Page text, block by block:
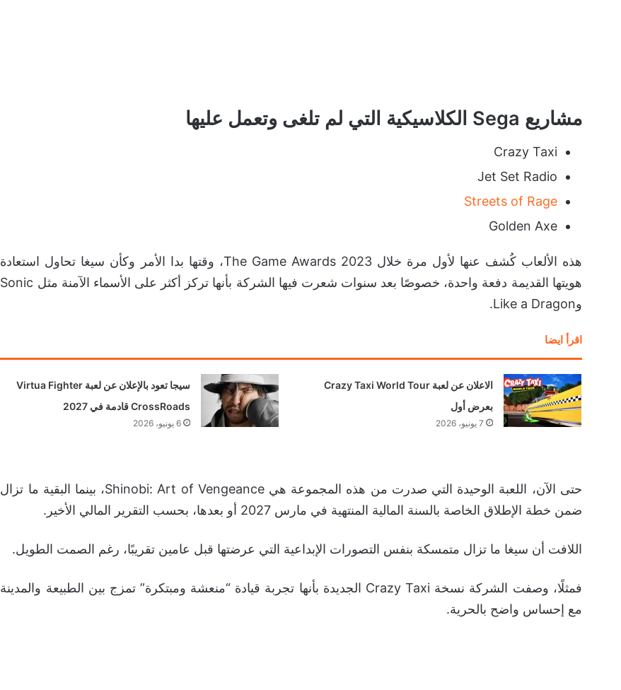
مشاريع Sega الكلاسيكية التي لم تلغى وتعمل عليها
Crazy Taxi
Jet Set Radio
Streets of Rage
Golden Axe
هذه الألعاب كُشف عنها لأول مرة خلال The Game Awards 2023، وقتها بدا الأمر وكأن سيغا تحاول استعادة
هويتها القديمة دفعة واحدة، خصوصًا بعد سنوات شعرت فيها الشركة بأنها تركز أكثر على الأسماء الآمنة مثل Sonic
وLike a Dragon.
اقرأ ايضا
الاعلان عن لعبة Crazy Taxi World Tour
بعرض أول
7 يونيو، 2026
سيجا تعود بالإعلان عن لعبة Virtua Fighter
CrossRoads قادمة في 2027
6 يونيو، 2026
حتى الآن، اللعبة الوحيدة التي صدرت من هذه المجموعة هي Shinobi: Art of Vengeance، بينما البقية ما تزال
ضمن خطة الإطلاق الخاصة بالسنة المالية المنتهية في مارس 2027 أو بعدها، بحسب التقرير المالي الأخير.
اللافت أن سيغا ما تزال متمسكة بنفس التصورات الإبداعية التي عرضتها قبل عامين تقريبًا، رغم الصمت الطويل.
فمثلًا، وصفت الشركة نسخة Crazy Taxi الجديدة بأنها تجربة قيادة “منعشة ومبتكرة” تمزج بين الطبيعة والمدينة
مع إحساس واضح بالحرية.